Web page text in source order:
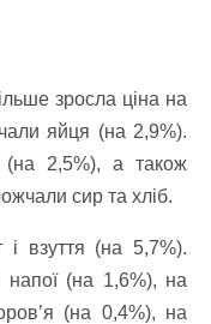
зросла ціна на
яйця (на 2,9%).
(на 2,5%), а також
сир та хліб.
і взуття (на 5,7%).
напої (на 1,6%), на
(на 0,4%), на